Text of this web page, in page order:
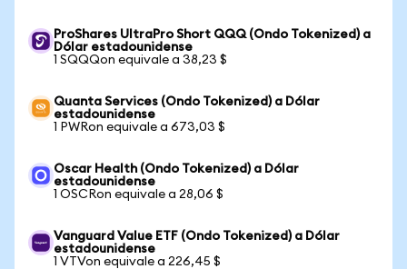
ProShares UltraPro Short QQQ (Ondo Tokenized) a
Dólar estadounidense
1 SQQQon equivale a 38,23 $
Quanta Services (Ondo Tokenized) a Dólar
estadounidense
1 PWRon equivale a 673,03 $
Oscar Health (Ondo Tokenized) a Dólar
estadounidense
1 OSCRon equivale a 28,06 $
Vanguard Value ETF (Ondo Tokenized) a Dólar
estadounidense
1 VTVon equivale a 226,45 $